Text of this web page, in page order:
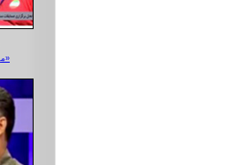
موضوع: حضور سنگ‌نوردی در «المپیک»